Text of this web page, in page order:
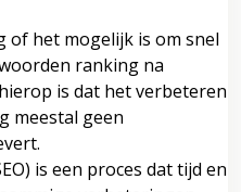
of het mogelijk is om snel
ranking na
is dat het verbeteren
meestal geen
is een proces dat tijd en